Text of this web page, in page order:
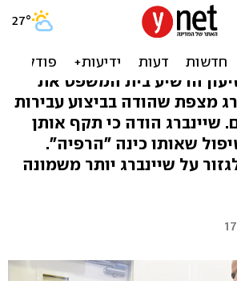
נשים
בעבירות מין
הרשיע בית המשפט את
מצפת שהודה בביצוע עבירות
שיינברג הודה כי תקף אותן
שאותו כינה "הרפיה".
על שיינברג יותר משמונה